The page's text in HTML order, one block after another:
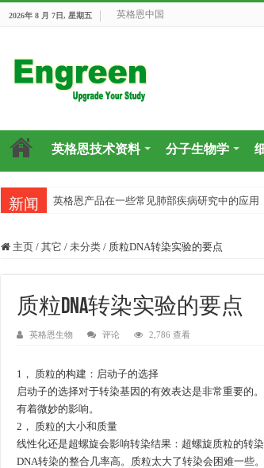
2026年 8 月 7日, 星期五 英格恩中国
英格恩技术资料 分子生物学
新闻 英格恩产品在一些常见肺部疾病研究中的应用
主页 / 其它 / 未分类 / 质粒DNA转染实验的要点
质粒DNA转染实验的要点
英格恩生物 评论 2,786 查看
1， 质粒的构建：启动子的选择
启动子的选择对于转染基因的有效表达是非常重要的
有着微妙的影响。
2， 质粒的大小和质量
线性化还是超螺旋会影响转染结果：超螺旋质粒的转
DNA转染的整合几率高。质粒太大了转染会困难一些